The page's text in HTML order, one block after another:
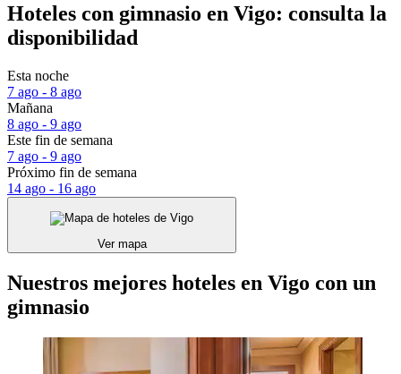
Hoteles con gimnasio en Vigo: consulta la
disponibilidad
Esta noche
7 ago - 8 ago
Mañana
8 ago - 9 ago
Este fin de semana
7 ago - 9 ago
Próximo fin de semana
14 ago - 16 ago
Ver mapa
Nuestros mejores hoteles en Vigo con un
gimnasio